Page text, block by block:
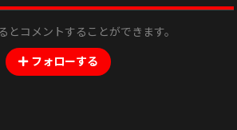
とコメントすることができます。
フォローする